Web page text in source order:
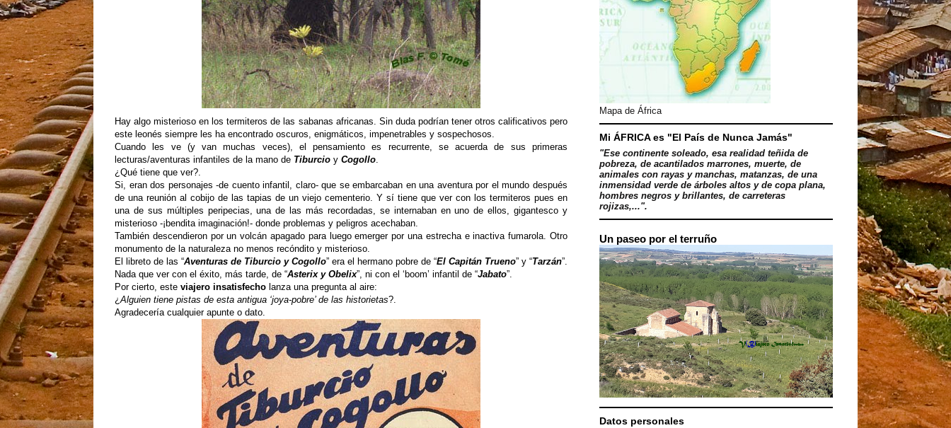
Hay algo misterioso en los termiteros de las sabanas africanas. Sin duda podrían tener otros calificativos pero
este leonés siempre les ha encontrado oscuros, enigmáticos, impenetrables y sospechosos.
Cuando les ve (y van muchas veces), el pensamiento es recurrente, se acuerda de sus primeras
lecturas/aventuras infantiles de la mano de Tiburcio y Cogollo.
¿Qué tiene que ver?.
Si, eran dos personajes -de cuento infantil, claro- que se embarcaban en una aventura por el mundo después
de una reunión al cobijo de las tapias de un viejo cementerio. Y sí tiene que ver con los termiteros pues en
una de sus múltiples peripecias, una de las más recordadas, se internaban en uno de ellos, gigantesco y
misterioso -¡bendita imaginación!- donde problemas y peligros acechaban.
También descendieron por un volcán apagado para luego emerger por una estrecha e inactiva fumarola. Otro
monumento de la naturaleza no menos recóndito y misterioso.
El libreto de las “Aventuras de Tiburcio y Cogollo” era el hermano pobre de “El Capitán Trueno” y “Tarzán”.
Nada que ver con el éxito, más tarde, de “Asterix y Obelix”, ni con el ‘boom’ infantil de “Jabato”.
Por cierto, este viajero insatisfecho lanza una pregunta al aire:
¿Alguien tiene pistas de esta antigua ‘joya-pobre’ de las historietas?.
Agradecería cualquier apunte o dato.
Mapa de África
Mi ÁFRICA es "El País de Nunca Jamás"
"Ese continente soleado, esa realidad teñida de
pobreza, de acantilados marrones, muerte, de
animales con rayas y manchas, matanzas, de una
inmensidad verde de árboles altos y de copa plana,
hombres negros y brillantes, de carreteras
rojizas,...".
Un paseo por el terruño
Datos personales